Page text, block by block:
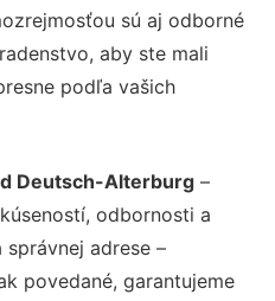
sú aj odborné
aby ste mali
podľa vašich
Deutsch-Alterburg –
odbornosti a
adrese –
povedané, garantujeme